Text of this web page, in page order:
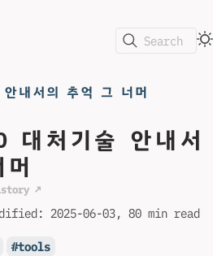
Search
안내서의 추억 그 너머
대처기술 안내서
↗
2025-06-03 80 min read
tools